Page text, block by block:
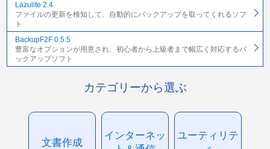
Lazulite 2.4
ファイルの更新を検知して、自動的にバックアップを取ってくれるソフ
ト
BackupF2F 0.5.5
豊富なオプションが用意され、初心者から上級者まで幅広く対応するバ
ックアップソフト
カテゴリーから選ぶ
文書作成
インターネッ
ユーティリテ